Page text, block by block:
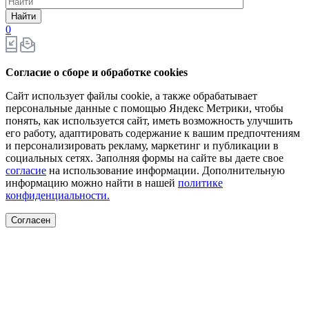
Найти
0
Согласие о сборе и обработке cookies
Сайт использует файлы cookie, а также обрабатывает
персональные данные с помощью Яндекс Метрики, чтобы
понять, как используется сайт, иметь возможность улучшить
его работу, адаптировать содержание к вашим предпочтениям
и персонализировать рекламу, маркетинг и публикации в
социальных сетях. Заполняя формы на сайте вы даете свое
согласие на использование информации. Дополнительную
информацию можно найти в нашей политике
конфиденциальности.
Согласен